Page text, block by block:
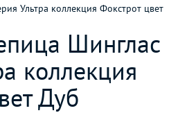
Ультра коллекция Фокстрот цвет
Шинглас
коллекция
Дуб